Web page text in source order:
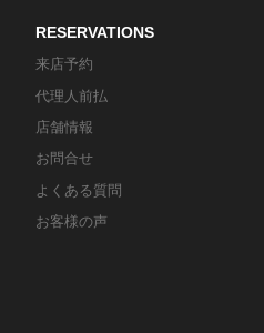
RESERVATIONS
来店予約
代理人前払
店舗情報
お問合せ
よくある質問
お客様の声